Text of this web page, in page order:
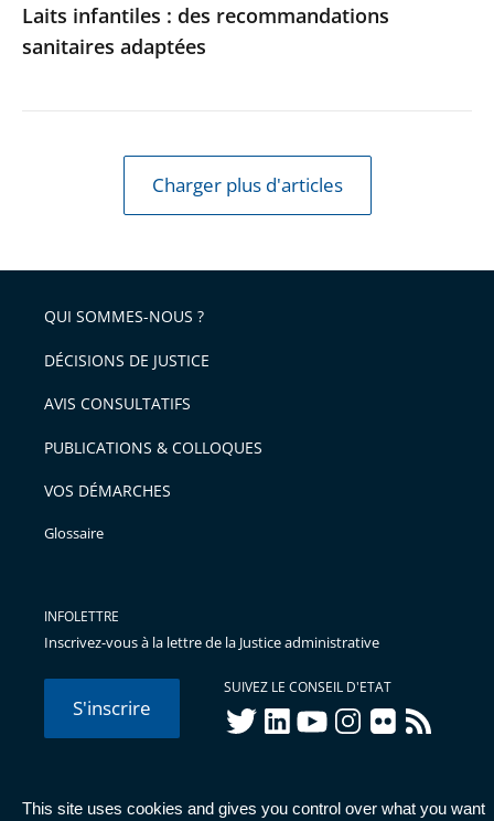
This site uses cookies and gives you control over what you want
Laits infantiles : des recommandations
sanitaires adaptées
Charger plus d'articles
QUI SOMMES-NOUS ?
DÉCISIONS DE JUSTICE
AVIS CONSULTATIFS
PUBLICATIONS & COLLOQUES
VOS DÉMARCHES
Glossaire
INFOLETTRE
Inscrivez-vous à la lettre de la Justice administrative
S'inscrire
SUIVEZ LE CONSEIL D'ETAT
twitterlinkedInyoutubeinstagram
flickr rss